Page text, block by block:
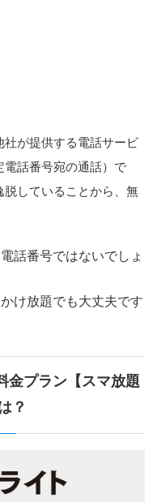
社が提供する電話サービ
電話番号宛の通話）で
脱していることから、無
話番号ではないでしょ
け放題でも大丈夫です
金プラン【スマ放題
？